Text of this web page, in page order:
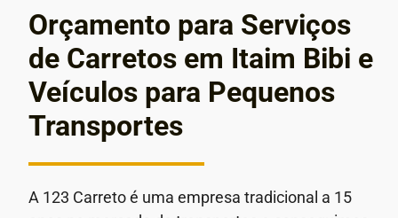
Orçamento para Serviços
de Carretos em Itaim Bibi e
Veículos para Pequenos
Transportes
A 123 Carreto é uma empresa tradicional a 15